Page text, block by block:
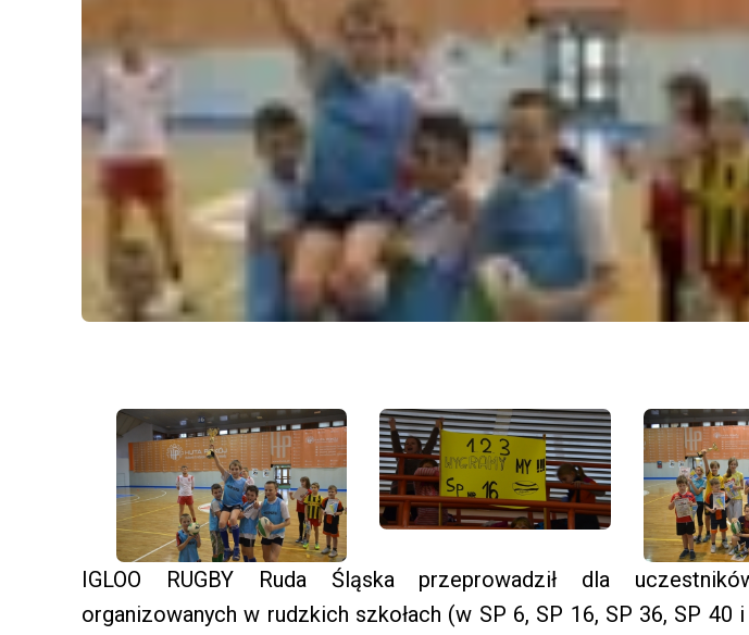
IGLOO RUGBY Ruda Śląska przeprowadził dla
organizowanych w rudzkich szkołach (w SP 6, SP 16, SP 36, SP 40